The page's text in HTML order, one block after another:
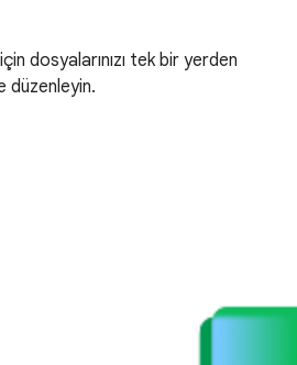
için dosyalarınızı tek bir yerden
düzenleyin.